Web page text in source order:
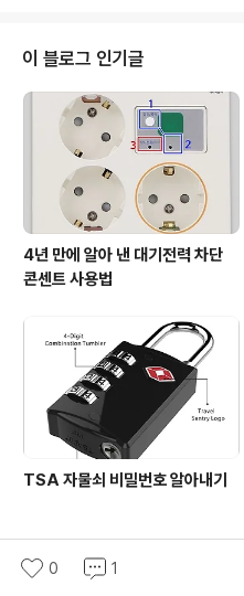
러 찾아 본 멕시코지도를 보며, 굉장히 영
는 사실을 새삼 깨닫게 되었다. 건국 초기
서 영토를 빼앗기지 않았다면, 지금보다
것이라는 생각을 해보았다. 혹시 그 전쟁
겼다면, 지금 미국이라는 나라는 어떻게
미있지만, 소용없는 상상도 해보..
이 블로그 인기글
4년 만에 알아 낸 대기전력 차단
콘센트 사용법
TSA 자물쇠 비밀번호 알아내기
0 1